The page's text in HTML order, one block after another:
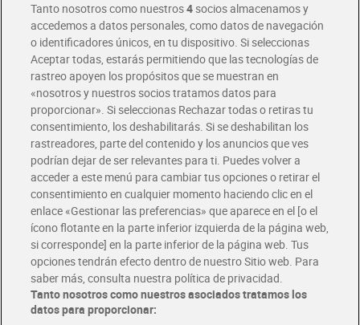
Envío gratis por compras superiores a 100€
Envío estandar por 4,99€
Glovo y Uber Eats
Solicita tu factura de Glovo o Uber Eats
Únete al CLUB Dia
Disfruta las ventajas y ofertas exclusivas.
Descárgate la APP Dia
Folletos y Tiendas
Descubre las mejores ofertas y busca tu tienda más cercana
Tarjeta MaX Dia
Te devuelve hasta 8€/mes de tus compras.
¡Solicita tu tarjeta de crédito aquí!
Tanto nosotros como nuestros4socios almacenamos y
accedemos a datos personales, como datos de navegación
o identificadores únicos, en tu dispositivo. Si seleccionas
Aceptar todas, estarás permitiendo que las tecnologías de
rastreo apoyen los propósitos que se muestran en
«nosotros y nuestros socios tratamos datos para
proporcionar». Si seleccionas Rechazar todas o retiras tu
consentimiento, los deshabilitarás. Si se deshabilitan los
rastreadores, parte del contenido y los anuncios que ves
podrían dejar de ser relevantes para ti. Puedes volver a
acceder a este menú para cambiar tus opciones o retirar el
consentimiento en cualquier momento haciendo clic en el
enlace «Gestionar las preferencias» que aparece en el [o el
ícono flotante en la parte inferior izquierda de la página web,
si corresponde] en la parte inferior de la página web. Tus
opciones tendrán efecto dentro de nuestro Sitio web. Para
saber más, consulta nuestra política de privacidad.
Tanto nosotros como nuestros asociados tratamos los
datos para proporcionar: